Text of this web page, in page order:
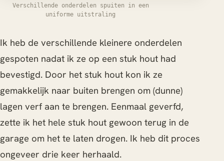
Verschillende onderdelen spuiten in een
uniforme uitstraling
Ik heb de verschillende kleinere onderdelen
gespoten nadat ik ze op een stuk hout had
bevestigd. Door het stuk hout kon ik ze
gemakkelijk naar buiten brengen om (dunne)
lagen verf aan te brengen. Eenmaal geverfd,
zette ik het hele stuk hout gewoon terug in de
garage om het te laten drogen. Ik heb dit proces
ongeveer drie keer herhaald.